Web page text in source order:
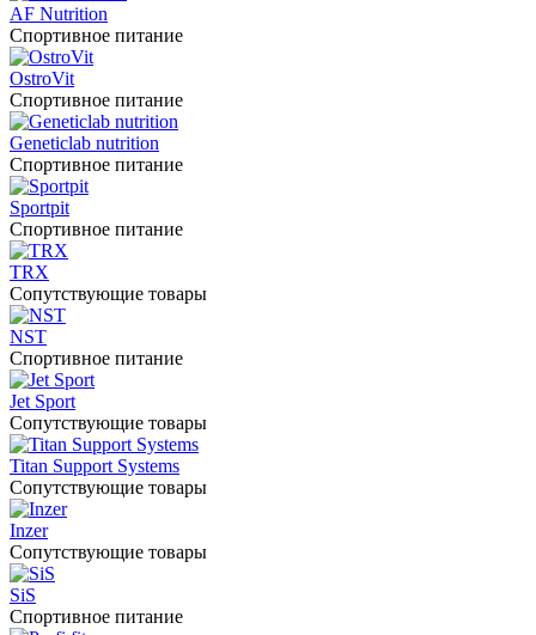
AF Nutrition
Спортивное питание
OstroVit
Спортивное питание
Geneticlab nutrition
Спортивное питание
Sportpit
Спортивное питание
TRX
Сопутствующие товары
NST
Спортивное питание
Jet Sport
Сопутствующие товары
Titan Support Systems
Сопутствующие товары
Inzer
Сопутствующие товары
SiS
Спортивное питание